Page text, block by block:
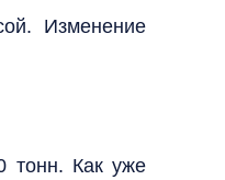
Изменение
тонн. Как уже